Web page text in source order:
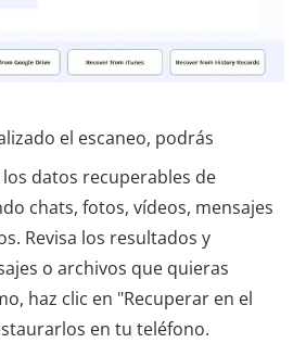
el escaneo, podrás
datos recuperables de
chats, fotos, vídeos, mensajes
Revisa los resultados y
o archivos que quieras
haz clic en "Recuperar en el
en tu teléfono.